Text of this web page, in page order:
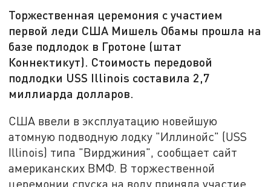
Торжественная церемония с участием
первой леди США Мишель Обамы прошла на
базе подлодок в Гротоне (штат
Коннектикут). Стоимость передовой
подлодки USS Illinois составила 2,7
миллиарда долларов.
США ввели в эксплуатацию новейшую
атомную подводную лодку "Иллинойс" (USS
Illinois) типа "Вирджиния", сообщает сайт
американских ВМФ. В торжественной
церемонии спуска на воду приняла участие